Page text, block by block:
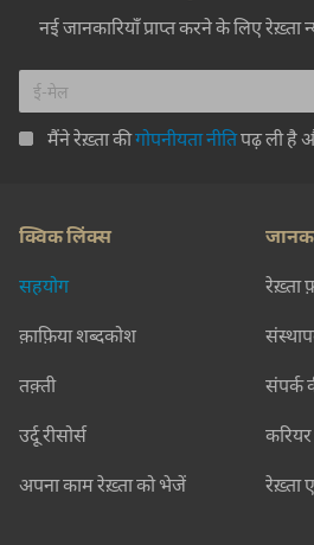
नई जानकारियाँ प्राप्त करने के लिए रेख़्ता
मैंने रेख़्ता कीगोपनीयता नीतिपढ़ ली है
क्विक लिंक्स
सहयोग
क़ाफ़िया शब्दकोश
तक़्ती
उर्दू रीसोर्स
अपना काम रेख़्ता को भेजें
रेख़्ता
संपर्क
करियर
रेख़्ता